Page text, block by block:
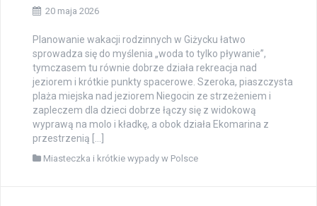
20 maja 2026
Planowanie wakacji rodzinnych w Giżycku łatwo
sprowadza się do myślenia „woda to tylko pływanie”,
tymczasem tu równie dobrze działa rekreacja nad
jeziorem i krótkie punkty spacerowe. Szeroka, piaszczysta
plaża miejska nad jeziorem Niegocin ze strzeżeniem i
zapleczem dla dzieci dobrze łączy się z widokową
wyprawą na molo i kładkę, a obok działa Ekomarina z
przestrzenią […]
Miasteczka i krótkie wypady w Polsce